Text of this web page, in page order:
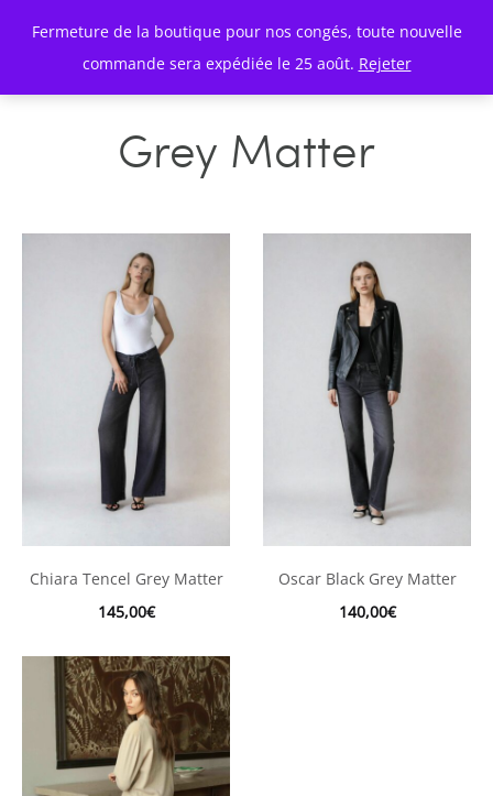
Fermeture de la boutique pour nos congés, toute nouvelle
commande sera expédiée le 25 août. Rejeter
Grey Matter
Chiara Tencel Grey Matter
145,00€
Oscar Black Grey Matter
140,00€